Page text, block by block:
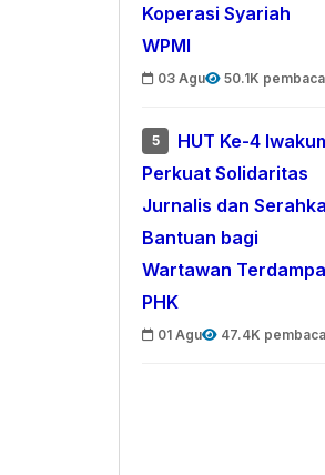
Koperasi Syariah
WPMI
03 Agu 50.1K pembaca
5
HUT Ke-4
Perkuat Solidaritas
Jurnalis dan
Bantuan bagi
Wartawan
PHK
01 Agu 47.4K pembaca